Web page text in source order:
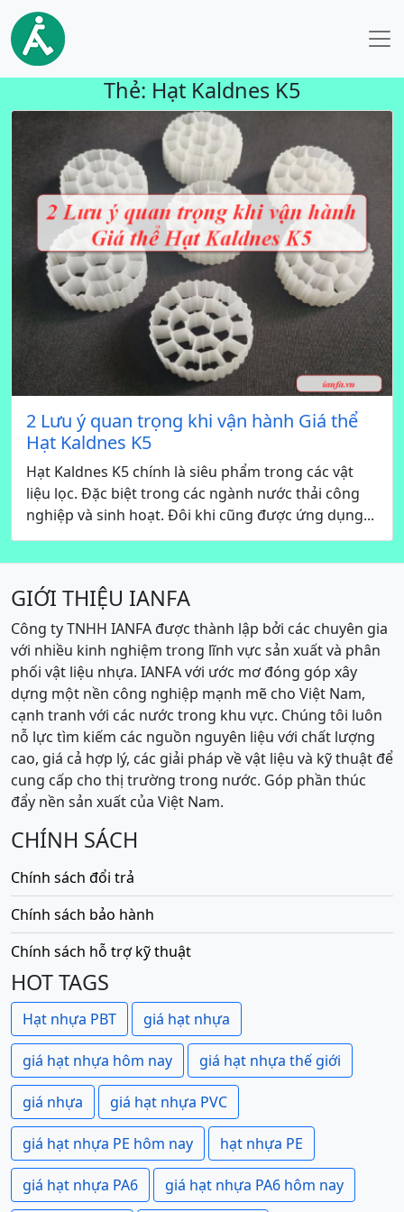
Thẻ: Hạt Kaldnes K5
2 Lưu ý quan trọng khi vận hành Giá thể
Hạt Kaldnes K5
Hạt Kaldnes K5 chính là siêu phẩm trong các vật
liệu lọc. Đặc biệt trong các ngành nước thải công
nghiệp và sinh hoạt. Đôi khi cũng được ứng dụng...
GIỚI THIỆU IANFA
Công ty TNHH IANFA được thành lập bởi các chuyên gia
với nhiều kinh nghiệm trong lĩnh vực sản xuất và phân
phối vật liệu nhựa. IANFA với ước mơ đóng góp xây
dựng một nền công nghiệp mạnh mẽ cho Việt Nam,
cạnh tranh với các nước trong khu vực. Chúng tôi luôn
nỗ lực tìm kiếm các nguồn nguyên liệu với chất lượng
cao, giá cả hợp lý, các giải pháp về vật liệu và kỹ thuật để
cung cấp cho thị trường trong nước. Góp phần thúc
đẩy nền sản xuất của Việt Nam.
CHÍNH SÁCH
Chính sách đổi trả
Chính sách bảo hành
Chính sách hỗ trợ kỹ thuật
HOT TAGS
Hạt nhựa PBT giá hạt nhựa
giá hạt nhựa hôm nay giá hạt nhựa thế giới
giá nhựa giá hạt nhựa PVC
giá hạt nhựa PE hôm nay hạt nhựa PE
giá hạt nhựa PA6 giá hạt nhựa PA6 hôm nay